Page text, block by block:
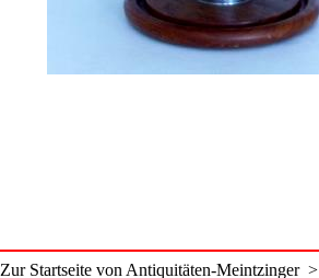
Zur Startseite von Antiquitäten-Meintzinger >